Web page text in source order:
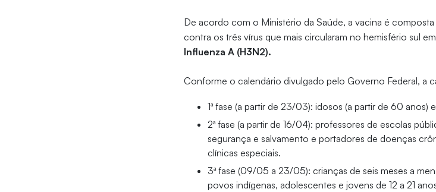
De acordo com o Ministério da Saúde, a vacina é
contra os três vírus que mais circularam no hemisfério sul
Influenza A (H3N2).
Conforme o calendário divulgado pelo Governo Federal, a
1ª fase (a partir de 23/03): idosos (a partir de 60 anos)
2ª fase (a partir de 16/04): professores de escolas
segurança e salvamento e portadores de doenças
clínicas especiais.
3ª fase (09/05 a 23/05): crianças de seis meses a
povos indígenas, adolescentes e jovens de 12 a 21